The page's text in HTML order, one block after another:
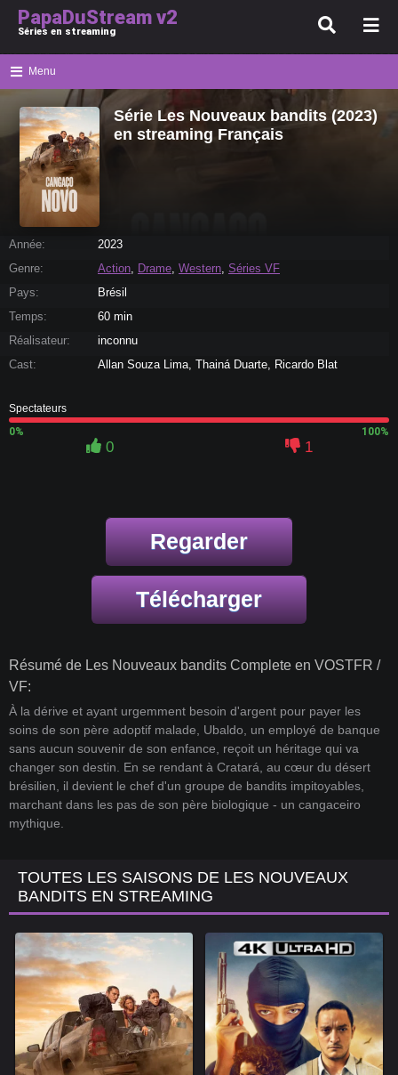
PapaDuStream v2
Séries en streaming
Menu
Série Les Nouveaux bandits (2023)
en streaming Français
Année:
2023
Genre:
Action, Drame, Western, Séries VF
Pays:
Brésil
Temps:
60 min
Réalisateur:
inconnu
Cast:
Allan Souza Lima, Thainá Duarte, Ricardo Blat
Spectateurs
0%
100%
0 1
Regarder
Télécharger
Résumé de Les Nouveaux bandits Complete en VOSTFR /
VF:
À la dérive et ayant urgemment besoin d'argent pour payer les
soins de son père adoptif malade, Ubaldo, un employé de banque
sans aucun souvenir de son enfance, reçoit un héritage qui va
changer son destin. En se rendant à Cratará, au cœur du désert
brésilien, il devient le chef d'un groupe de bandits impitoyables,
marchant dans les pas de son père biologique - un cangaceiro
mythique.
TOUTES LES SAISONS DE LES NOUVEAUX
BANDITS EN STREAMING